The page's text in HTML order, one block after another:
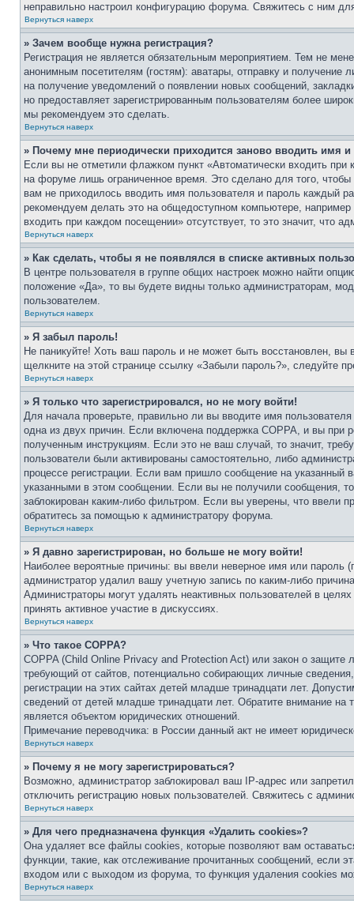
неправильно настроил конфигурацию форума. Свяжитесь с ним
Вернуться наверх
» Зачем вообще нужна регистрация?
Регистрация не является обязательным мероприятием. Тем не
анонимным посетителям (гостям): аватары, отправку и получение
на получение уведомлений о появлении новых сообщений,
но предоставляет зарегистрированным пользователям более
мы рекомендуем это сделать.
Вернуться наверх
» Почему мне периодически приходится заново вводить имя и
Если вы не отметили флажком пункт «Автоматически входить
на форуме лишь ограниченное время. Это сделано для того,
вам не приходилось вводить имя пользователя и пароль каждый
рекомендуем делать это на общедоступном компьютере,
входить при каждом посещении» отсутствует, то это значит, что
Вернуться наверх
» Как сделать, чтобы я не появлялся в списке активных
В центре пользователя в группе общих настроек можно найти
положение «Да», то вы будете видны только администраторам,
пользователем.
Вернуться наверх
» Я забыл пароль!
Не паникуйте! Хоть ваш пароль и не может быть восстановлен, вы
щелкните на этой странице ссылку «Забыли пароль?», следуйте
Вернуться наверх
» Я только что зарегистрировался, но не могу войти!
Для начала проверьте, правильно ли вы вводите имя
одна из двух причин. Если включена поддержка COPPA, и вы при
полученным инструкциям. Если это не ваш случай, то значит,
пользователи были активированы самостоятельно, либо
процессе регистрации. Если вам пришло сообщение на указанный
указанными в этом сообщении. Если вы не получили сообщения,
заблокирован каким-либо фильтром. Если вы уверены, что ввели
обратитесь за помощью к администратору форума.
Вернуться наверх
» Я давно зарегистрирован, но больше не могу войти!
Наиболее вероятные причины: вы ввели неверное имя или пароль
администратор удалил вашу учетную запись по каким-либо
Администраторы могут удалять неактивных пользователей в
принять активное участие в дискуссиях.
Вернуться наверх
» Что такое COPPA?
COPPA (Child Online Privacy and Protection Act) или закон о
требующий от сайтов, потенциально собирающих личные
регистрации на этих сайтах детей младше тринадцати лет.
сведений от детей младше тринадцати лет. Обратите внимание
является объектом юридических отношений.
Примечание переводчика: в России данный акт не имеет
Вернуться наверх
» Почему я не могу зарегистрироваться?
Возможно, администратор заблокировал ваш IP-адрес или
отключить регистрацию новых пользователей. Свяжитесь с
Вернуться наверх
» Для чего предназначена функция «Удалить cookies»?
Она удаляет все файлы cookies, которые позволяют вам
функции, такие, как отслеживание прочитанных сообщений, если
входом или с выходом из форума, то функция удаления cookies
Вернуться наверх